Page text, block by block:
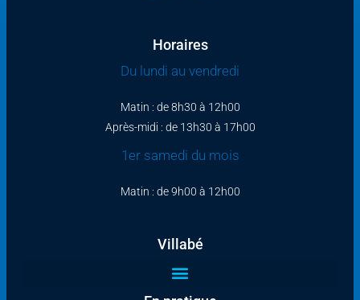
Horaires
Du lundi au vendredi
Matin : de 8h30 à 12h00
Après-midi : de 13h30 à 17h00
1er samedi du mois
Matin : de 9h00 à 12h00
Villabé